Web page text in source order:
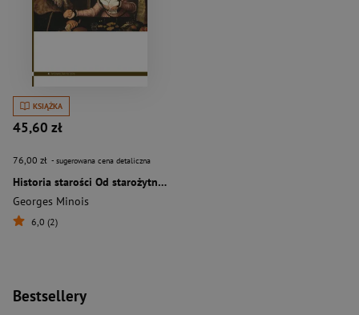
KSIĄŻKA
45,60 zł
76,00 zł - sugerowana cena detaliczna
Historia starości Od starożytności do renesansu
Georges Minois
6,0 (2)
Bestsellery